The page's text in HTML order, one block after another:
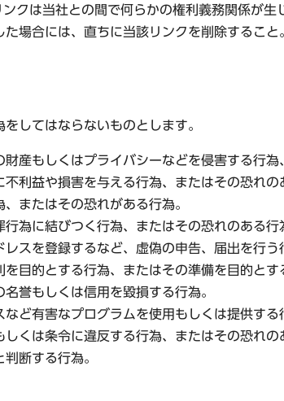
クは当社との間で何らかの権利義務関係が生
場合には、直ちに当該リンクを削除すること。
してはならないものとします。
産もしくはプライバシーなどを侵害する行為
利益や損害を与える行為、またはその恐れの
またはその恐れがある行為。
為に結びつく行為、またはその恐れのある行
スを登録するなど、虚偽の申告、届出を行う
目的とする行為、またはその準備を目的とす
誉もしくは信用を毀損する行為。
ど有害なプログラムを使用もしくは提供する
くは条令に違反する行為、またはその恐れの
断する行為。